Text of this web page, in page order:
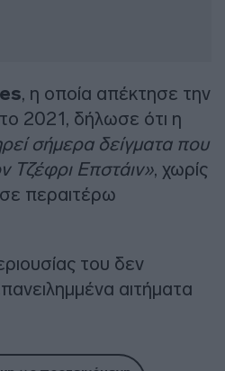
, η οποία απέκτησε την
2021, δήλωσε ότι η
σήμερα δείγματα που
Τζέφρι Επστάιν», χωρίς
περαιτέρω
του δεν
αιτήματα